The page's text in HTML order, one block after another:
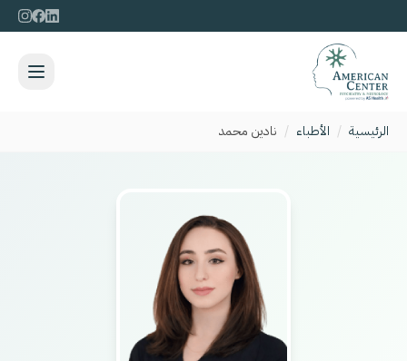
الرئيسية / الأطباء / نادين محمد